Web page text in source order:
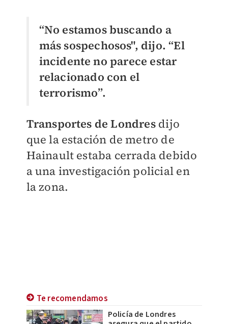
“No estamos buscando a
más sospechosos", dijo. “El
incidente no parece estar
relacionado con el
terrorismo”.
Transportes de Londresdijo
que la estación de metro de
Hainault estaba cerrada debido
a una investigación policial en
la zona.
Te recomendamos
Policía de Londres